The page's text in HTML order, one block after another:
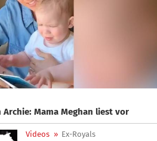
Archie: Mama Meghan liest vor
Videos » Ex-Royals